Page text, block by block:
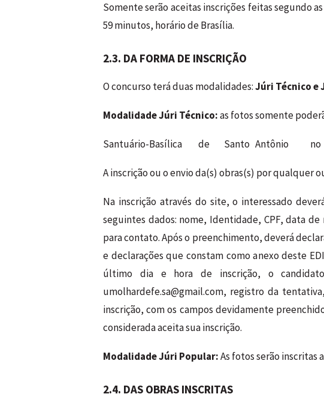
Somente serão aceitas inscrições feitas segundo
59 minutos, horário de Brasília.
2.3. DA FORMA DE INSCRIÇÃO
O concurso terá duas modalidades:Júri Técnico e
Modalidade Júri Técnico:as fotos somente
Santuário-Basílica de Santo Antônio
A inscrição ou o envio da(s) obras(s) por qualquer
Na inscrição através do site, o interessado
seguintes dados: nome, Identidade, CPF, data
para contato. Após o preenchimento, deverá
e declarações que constam como anexo deste
último dia e hora de inscrição, o
umolhardefe.sa@gmail.com, registro da
inscrição, com os campos devidamente
considerada aceita sua inscrição.
Modalidade Júri Popular:As fotos serão inscritas
2.4. DAS OBRAS INSCRITAS